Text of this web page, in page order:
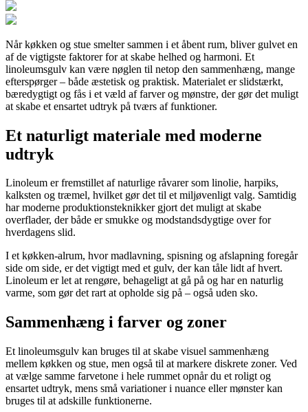
Når køkken og stue smelter sammen i et åbent rum, bliver gulvet en
af de vigtigste faktorer for at skabe helhed og harmoni. Et
linoleumsgulv kan være nøglen til netop den sammenhæng, mange
efterspørger – både æstetisk og praktisk. Materialet er slidstærkt,
bæredygtigt og fås i et væld af farver og mønstre, der gør det muligt
at skabe et ensartet udtryk på tværs af funktioner.
Et naturligt materiale med moderne
udtryk
Linoleum er fremstillet af naturlige råvarer som linolie, harpiks,
kalksten og træmel, hvilket gør det til et miljøvenligt valg. Samtidig
har moderne produktionsteknikker gjort det muligt at skabe
overflader, der både er smukke og modstandsdygtige over for
hverdagens slid.
I et køkken-alrum, hvor madlavning, spisning og afslapning foregår
side om side, er det vigtigt med et gulv, der kan tåle lidt af hvert.
Linoleum er let at rengøre, behageligt at gå på og har en naturlig
varme, som gør det rart at opholde sig på – også uden sko.
Sammenhæng i farver og zoner
Et linoleumsgulv kan bruges til at skabe visuel sammenhæng
mellem køkken og stue, men også til at markere diskrete zoner. Ved
at vælge samme farvetone i hele rummet opnår du et roligt og
ensartet udtryk, mens små variationer i nuance eller mønster kan
bruges til at adskille funktionerne.